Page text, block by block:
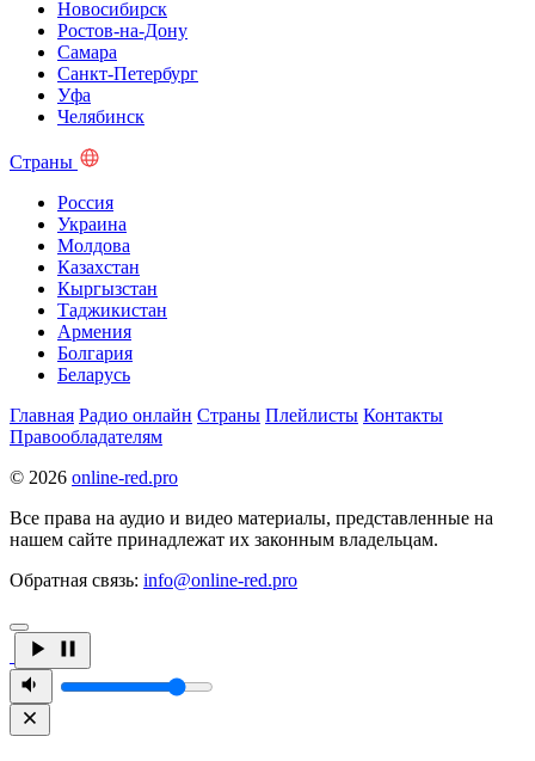
Новосибирск
Ростов-на-Дону
Самара
Санкт-Петербург
Уфа
Челябинск
Страны
Россия
Украина
Молдова
Казахстан
Кыргызстан
Таджикистан
Армения
Болгария
Беларусь
Главная Радио онлайн Страны Плейлисты Контакты
Правообладателям
© 2026 online-red.pro
Все права на аудио и видео материалы, представленные на
нашем сайте принадлежат их законным владельцам.
Обратная связь: info@online-red.pro